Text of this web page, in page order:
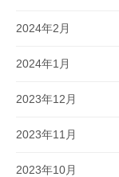
2024年2月
2024年1月
2023年12月
2023年11月
2023年10月